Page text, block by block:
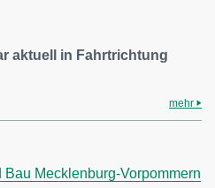
aktuell in Fahrtrichtung
mehr
Mecklenburg-Vorpommern